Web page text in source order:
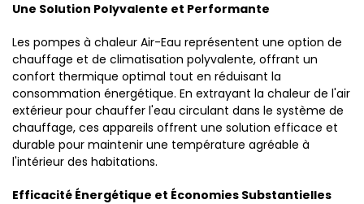
Une Solution Polyvalente et Performante
Les pompes à chaleur Air-Eau représentent une option de
chauffage et de climatisation polyvalente, offrant un
confort thermique optimal tout en réduisant la
consommation énergétique. En extrayant la chaleur de l'air
extérieur pour chauffer l'eau circulant dans le système de
chauffage, ces appareils offrent une solution efficace et
durable pour maintenir une température agréable à
l'intérieur des habitations.
Efficacité Énergétique et Économies Substantielles